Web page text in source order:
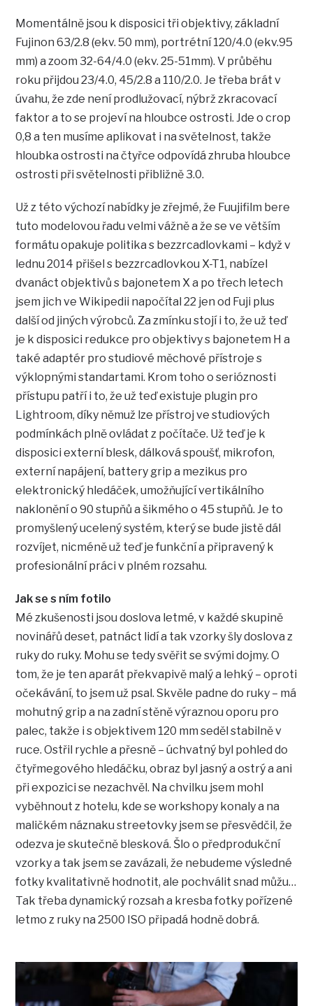
Momentálně jsou k disposici tři objektivy, základní
Fujinon 63/2.8 (ekv. 50 mm), portrétní 120/4.0 (ekv.95
mm) a zoom 32-64/4.0 (ekv. 25-51mm). V průběhu
roku přijdou 23/4.0, 45/2.8 a 110/2.0. Je třeba brát v
úvahu, že zde není prodlužovací, nýbrž zkracovací
faktor a to se projeví na hloubce ostrosti. Jde o crop
0,8 a ten musíme aplikovat i na světelnost, takže
hloubka ostrosti na čtyřce odpovídá zhruba hloubce
ostrosti při světelnosti přibližně 3.0.
Už z této výchozí nabídky je zřejmé, že Fuujifilm bere
tuto modelovou řadu velmi vážně a že se ve větším
formátu opakuje politika s bezzrcadlovkami – když v
lednu 2014 přišel s bezzrcadlovkou X-T1, nabízel
dvanáct objektivů s bajonetem X a po třech letech
jsem jich ve Wikipedii napočítal 22 jen od Fuji plus
další od jiných výrobců. Za zmínku stojí i to, že už teď
je k disposici redukce pro objektivy s bajonetem H a
také adaptér pro studiové měchové přístroje s
výklopnými standartami. Krom toho o serióznosti
přístupu patří i to, že už teď existuje plugin pro
Lightroom, díky němuž lze přístroj ve studiových
podmínkách plně ovládat z počítače. Už teď je k
disposici externí blesk, dálková spoušť, mikrofon,
externí napájení, battery grip a mezikus pro
elektronický hledáček, umožňující vertikálního
naklonění o 90 stupňů a šikmého o 45 stupňů. Je to
promyšlený ucelený systém, který se bude jistě dál
rozvíjet, nicméně už teď je funkční a připravený k
profesionální práci v plném rozsahu.
Jak se s ním fotilo
Mé zkušenosti jsou doslova letmé, v každé skupině
novinářů deset, patnáct lidí a tak vzorky šly doslova z
ruky do ruky. Mohu se tedy svěřit se svými dojmy. O
tom, že je ten aparát překvapivě malý a lehký – oproti
očekávání, to jsem už psal. Skvěle padne do ruky – má
mohutný grip a na zadní stěně výraznou oporu pro
palec, takže i s objektivem 120 mm seděl stabilně v
ruce. Ostřil rychle a přesně – úchvatný byl pohled do
čtyřmegového hledáčku, obraz byl jasný a ostrý a ani
při expozici se nezachvěl. Na chvilku jsem mohl
vyběhnout z hotelu, kde se workshopy konaly a na
maličkém náznaku streetovky jsem se přesvědčil, že
odezva je skutečně blesková. Šlo o předprodukční
vzorky a tak jsem se zavázali, že nebudeme výsledné
fotky kvalitativně hodnotit, ale pochválit snad můžu…
Tak třeba dynamický rozsah a kresba fotky pořízené
letmo z ruky na 2500 ISO připadá hodně dobrá.